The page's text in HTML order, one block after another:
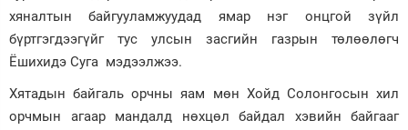
хяналтын байгууламжуудад ямар нэг онцгой зүйл
бүртгэгдээгүйг тус улсын засгийн газрын төлөөлөгч
Ёшихидэ Суга мэдээлжээ.
Хятадын байгаль орчны яам мөн Хойд Солонгосын хил
орчмын агаар мандалд нөхцөл байдал хэвийн байгааг